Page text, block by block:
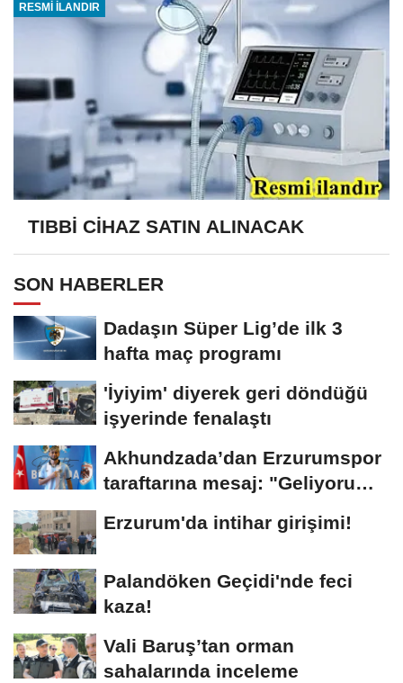
RESMİ İLANDIR
TIBBİ CİHAZ SATIN ALINACAK
SON HABERLER
Dadaşın Süper Lig’de ilk 3
hafta maç programı
'İyiyim' diyerek geri döndüğü
işyerinde fenalaştı
Akhundzada’dan Erzurumspor
taraftarına mesaj: "Geliyorum
Erzurum'da intihar girişimi!
Palandöken Geçidi'nde feci
kaza!
Vali Baruş’tan orman
sahalarında inceleme